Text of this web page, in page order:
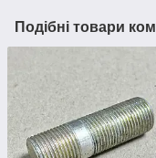
Подібні товари